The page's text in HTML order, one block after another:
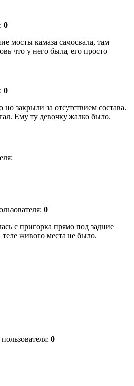
0
мосты камаза самосвала, там
что у него была, его просто
0
закрыли за отсутствием состава.
Ему ту девочку жалко было.
0
с пригорка прямо под задние
живого места не было.
0